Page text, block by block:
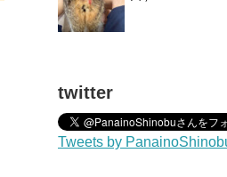
twitter
Tweets by